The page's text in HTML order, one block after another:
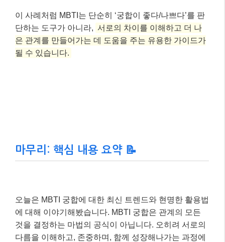
이 사례처럼 MBTI는 단순히 ‘궁합이 좋다/나쁘다’를 판
단하는 도구가 아니라, 서로의 차이를 이해하고 더 나
은 관계를 만들어가는 데 도움을 주는 유용한 가이드가
될 수 있습니다.
마무리: 핵심 내용 요약 📝
오늘은 MBTI 궁합에 대한 최신 트렌드와 현명한 활용법
에 대해 이야기해봤습니다. MBTI 궁합은 관계의 모든
것을 결정하는 마법의 공식이 아닙니다. 오히려 서로의
다름을 이해하고, 존중하며, 함께 성장해나가는 과정에